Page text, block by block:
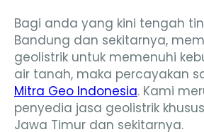
Bagi anda yang kini tengah
Bandung dan sekitarnya,
geolistrik untuk memenuhi
air tanah, maka percayakan
Mitra Geo Indonesia. Kami
penyedia jasa geolistrik
Jawa Timur dan sekitarnya.